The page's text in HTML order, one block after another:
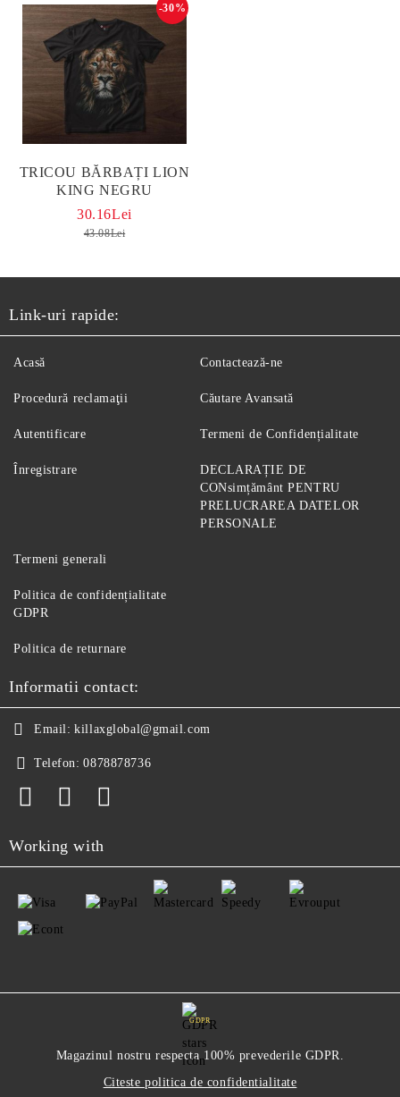
TRICOU BĂRBAȚI LION
KING NEGRU
-30%
30.16Lei
43.08Lei
Link-uri rapide:
Acasă
Procedură reclamaţii
Autentificare
Înregistrare
Contactează-ne
Căutare Avansată
Termeni de Confidențialitate
DECLARAȚIE DE
CONsimțământ PENTRU
PRELUCRAREA DATELOR
PERSONALE
Termeni generali
Politica de confidențialitate
GDPR
Politica de returnare
Informatii contact:
Email: killaxglobal@gmail.com
Telefon: 0878878736
Working with
GDPR
Magazinul nostru respecta 100% prevederile GDPR.
Citeste politica de confidentialitate